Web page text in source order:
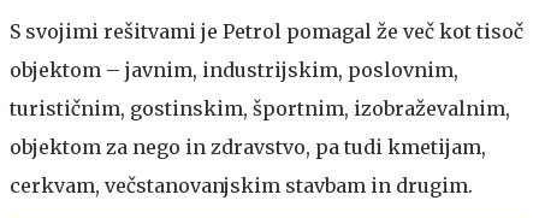
S svojimi rešitvami je Petrol pomagal že več kot tisoč
objektom – javnim, industrijskim, poslovnim,
turističnim, gostinskim, športnim, izobraževalnim,
objektom za nego in zdravstvo, pa tudi kmetijam,
cerkvam, večstanovanjskim stavbam in drugim.